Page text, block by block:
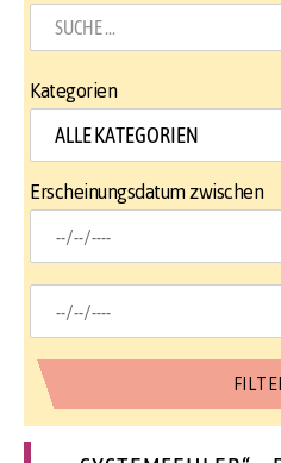
Kategorien
Erscheinungsdatum zwischen